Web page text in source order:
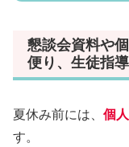
懇談会資料や
便り、生徒指
夏休み前には、 個
す。